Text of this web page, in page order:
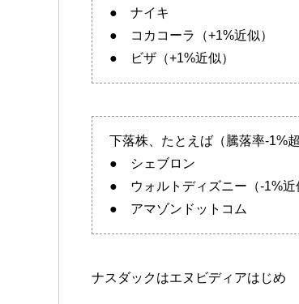
● ナイキ
● コカコーラ（+1%近似）
● ビザ（+1%近似）
下落株、たとえば（騰落率-1%超
● シェブロン
● ウォルトディズニー（-1%近
● アマゾンドットコム
ナスダックはエヌビディアはじめ